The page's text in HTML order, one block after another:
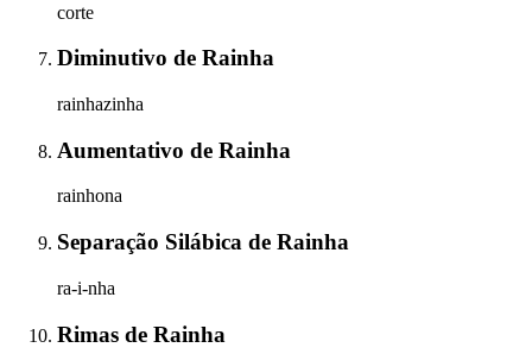
corte
Diminutivo de Rainha
rainhazinha
Aumentativo de Rainha
rainhona
Separação Silábica de Rainha
ra-i-nha
Rimas de Rainha